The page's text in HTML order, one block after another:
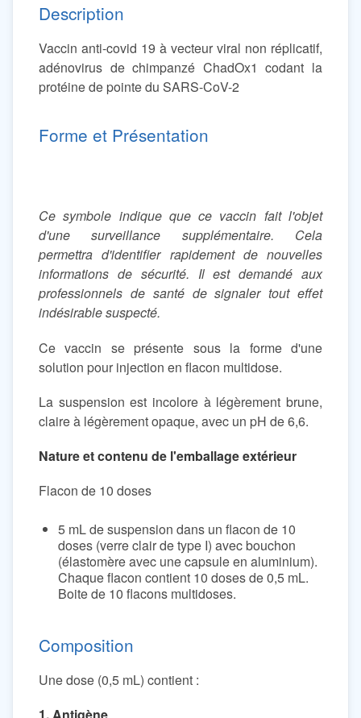
Description
Vaccin anti-covid 19 à vecteur viral non réplicatif,
adénovirus de chimpanzé ChadOx1 codant la
protéine de pointe du SARS-CoV-2
Forme et Présentation
Ce symbole indique que ce vaccin fait l'objet
d'une surveillance supplémentaire. Cela
permettra d'identifier rapidement de nouvelles
informations de sécurité. Il est demandé aux
professionnels de santé de signaler tout effet
indésirable suspecté.
Ce vaccin se présente sous la forme d'une
solution pour injection en flacon multidose.
La suspension est incolore à légèrement brune,
claire à légèrement opaque, avec un pH de 6,6.
Nature et contenu de l'emballage extérieur
Flacon de 10 doses
5 mL de suspension dans un flacon de 10
doses (verre clair de type I) avec bouchon
(élastomère avec une capsule en aluminium).
Chaque flacon contient 10 doses de 0,5 mL.
Boite de 10 flacons multidoses.
Composition
Une dose (0,5 mL) contient :